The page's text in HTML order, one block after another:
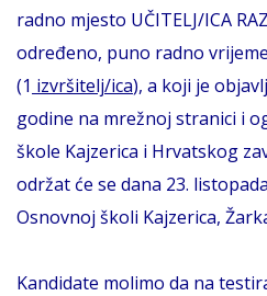
radno mjesto UČITELJ/ICA
određeno, puno radno
(1 izvršitelj/ica), a koji je
godine na mrežnoj stranici i
škole Kajzerica i Hrvatskog
održat će se dana 23.
Osnovnoj školi Kajzerica,
Kandidate molimo da na